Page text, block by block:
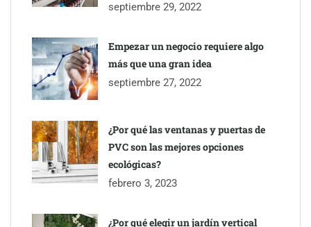
septiembre 29, 2022
Empezar un negocio requiere algo
más que una gran idea
septiembre 27, 2022
¿Por qué las ventanas y puertas de
PVC son las mejores opciones
ecológicas?
febrero 3, 2023
¿Por qué elegir un jardín vertical